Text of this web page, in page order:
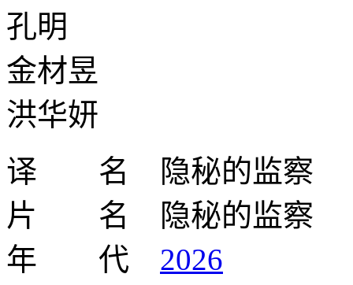
孔明
金材昱
洪华妍
译 名 隐秘的监察
片 名 隐秘的监察
年 代 2026